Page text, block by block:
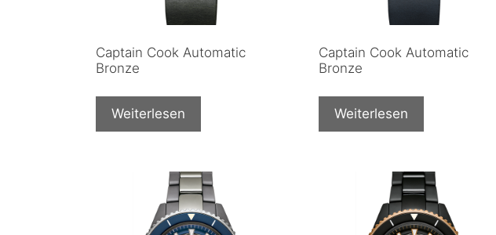
Captain Cook Automatic
Bronze
Weiterlesen
Captain Cook Automatic
Bronze
Weiterlesen